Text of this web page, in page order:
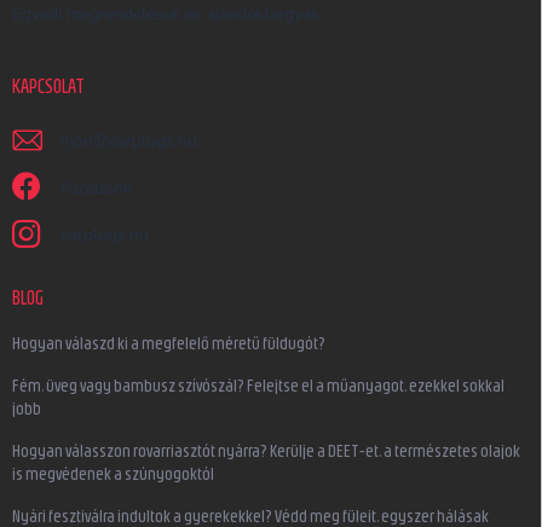
Egyedi megrendelések és ajándéktárgyak
KAPCSOLAT
irjon @ earplugs.hu
Facebook
earplugs.hu
BLOG
Hogyan válaszd ki a megfelelő méretű füldugót?
Fém, üveg vagy bambusz szívószál? Felejtse el a műanyagot, ezekkel sokkal
jobb
Hogyan válasszon rovarriasztót nyárra? Kerülje a DEET-et, a természetes olajok
is megvédenek a szúnyogoktól
Nyári fesztiválra indultok a gyerekekkel? Védd meg füleit, egyszer hálásak